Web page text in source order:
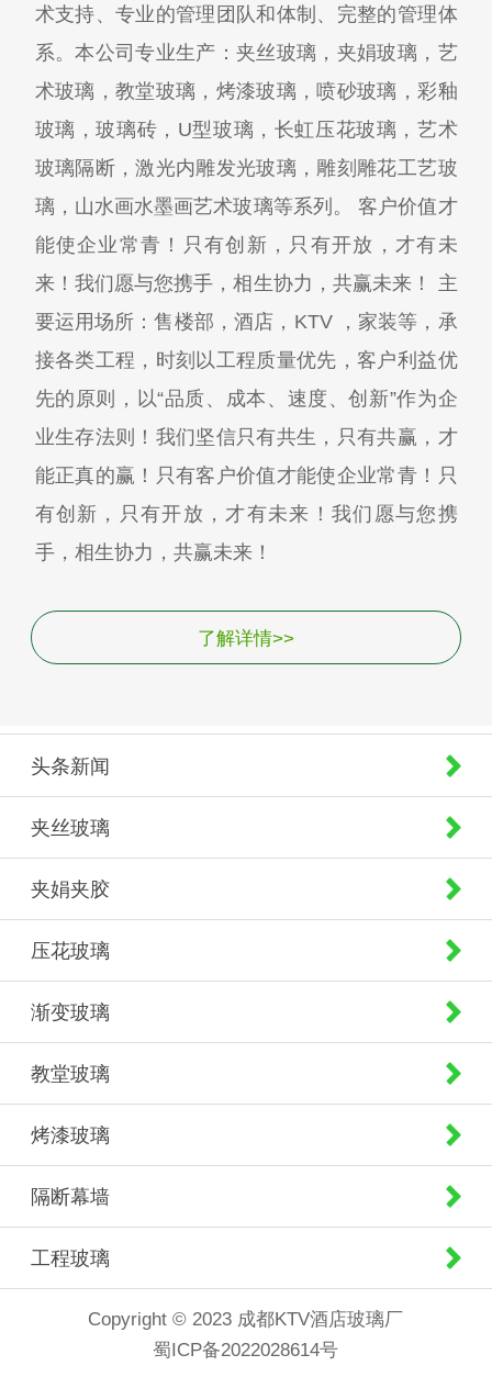
术支持、专业的管理团队和体制、完整的管理体
系。本公司专业生产：夹丝玻璃，夹娟玻璃，艺
术玻璃，教堂玻璃，烤漆玻璃，喷砂玻璃，彩釉
玻璃，玻璃砖，U型玻璃，长虹压花玻璃，艺术
玻璃隔断，激光内雕发光玻璃，雕刻雕花工艺玻
璃，山水画水墨画艺术玻璃等系列。 客户价值才
能使企业常青！只有创新，只有开放，才有未
来！我们愿与您携手，相生协力，共赢未来！ 主
要运用场所：售楼部，酒店，KTV ，家装等，承
接各类工程，时刻以工程质量优先，客户利益优
先的原则，以“品质、成本、速度、创新”作为企
业生存法则！我们坚信只有共生，只有共赢，才
能正真的赢！只有客户价值才能使企业常青！只
有创新，只有开放，才有未来！我们愿与您携
手，相生协力，共赢未来！
了解详情>>
头条新闻
夹丝玻璃
夹娟夹胶
压花玻璃
渐变玻璃
教堂玻璃
烤漆玻璃
隔断幕墙
工程玻璃
Copyright © 2023 成都KTV酒店玻璃厂
蜀ICP备2022028614号